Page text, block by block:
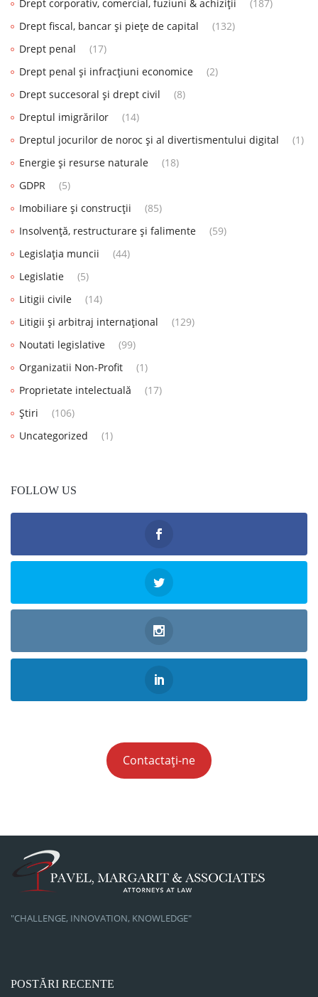
Drept corporativ, comercial, fuziuni & achiziții
(187)
Drept fiscal, bancar și piețe de capital
(132)
Drept penal
(17)
Drept penal și infracțiuni economice
(2)
Drept succesoral și drept civil
(8)
Dreptul imigrărilor
(14)
Dreptul jocurilor de noroc și al divertismentului digital
(1)
Energie și resurse naturale
(18)
GDPR
(5)
Imobiliare și construcții
(85)
Insolvență, restructurare și falimente
(59)
Legislația muncii
(44)
Legislatie
(5)
Litigii civile
(14)
Litigii și arbitraj internațional
(129)
Noutati legislative
(99)
Organizatii Non-Profit
(1)
Proprietate intelectuală
(17)
Știri
(106)
Uncategorized
(1)
FOLLOW US
Contactați-ne
"CHALLENGE, INNOVATION, KNOWLEDGE"
POSTĂRI RECENTE